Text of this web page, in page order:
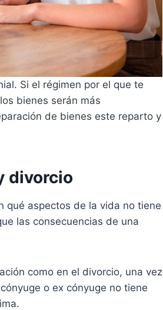
Si el régimen por el que te
bienes serán más
de bienes este reparto y
divorcio
qué aspectos de la vida no tiene
las consecuencias de una
como en el divorcio, una vez
o ex cónyuge no tiene